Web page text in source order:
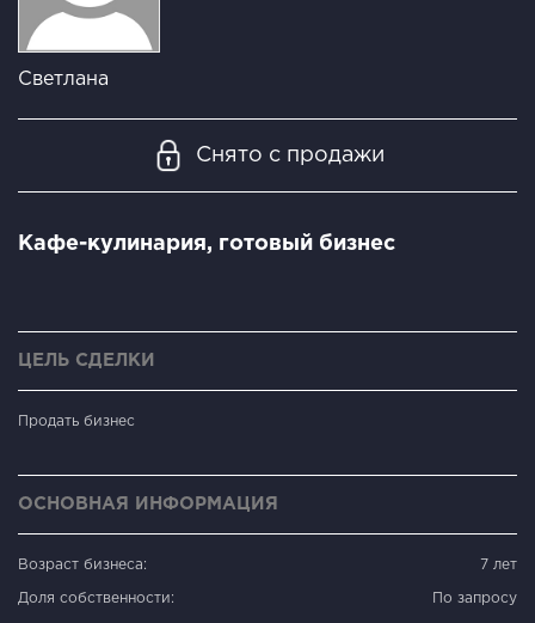
Светлана
Снято с продажи
Кафе-кулинария, готовый бизнес
ЦЕЛЬ СДЕЛКИ
Продать бизнес
ОСНОВНАЯ ИНФОРМАЦИЯ
Возраст бизнеса: 7 лет
Доля собственности: По запросу